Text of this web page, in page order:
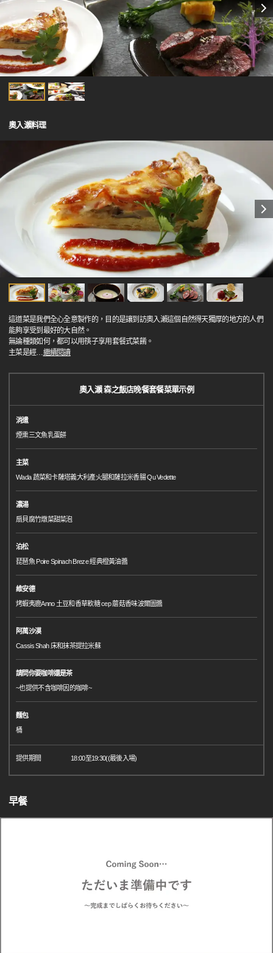
奧入瀨料理
這道菜是我們全心全意製作的，目的是讓到訪奧入瀨這個自然得天獨厚的地方的人們
能夠享受到最好的大自然。
無論種類如何，都可以用筷子享用套餐式菜餚。
主菜是經…繼續閱讀
奧入瀨 森之飯店晚餐套餐菜單示例
消遣
煙熏三文魚乳蛋餅
主菜
Wada 蔬菜和卡薩塔義大利產火腿和薩拉米香腸 Qu Vedette
濃湯
扇貝腐竹燉菜甜菜泡
泊松
琵琶魚 Poire Spinach Breze 經典橙黃油醬
維安德
烤蝦夷鹿Anno 土豆和香草軟糖 cep 蘑菇香味波爾圖醬
阿萬沙漠
Cassis Shah 床和抹茶提拉米蘇
請問你要咖啡還是茶
~也提供不含咖啡因的咖啡~
麵包
桶
提供期間 18:00至19:30((最後入場)
早餐